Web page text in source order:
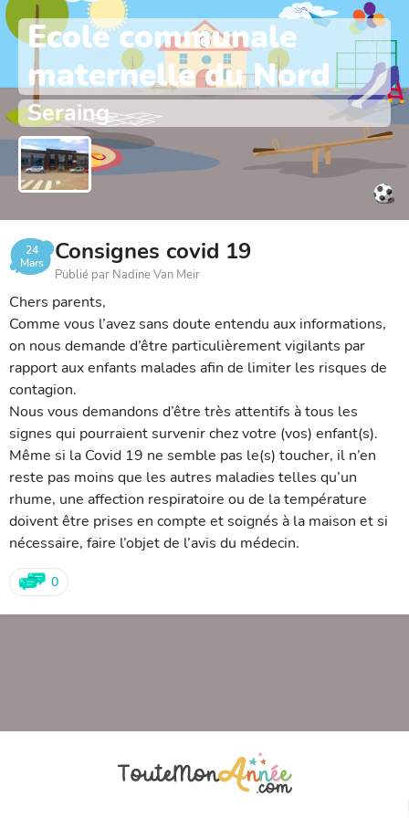
Ecole communale
maternelle du Nord
Seraing
24
Mars
Consignes covid 19
Publié par Nadine Van Meir
Chers parents,
Comme vous l’avez sans doute entendu aux informations,
on nous demande d’être particulièrement vigilants par
rapport aux enfants malades afin de limiter les risques de
contagion.
Nous vous demandons d’être très attentifs à tous les
signes qui pourraient survenir chez votre (vos) enfant(s).
Même si la Covid 19 ne semble pas le(s) toucher, il n’en
reste pas moins que les autres maladies telles qu’un
rhume, une affection respiratoire ou de la température
doivent être prises en compte et soignés à la maison et si
nécessaire, faire l’objet de l’avis du médecin.
0